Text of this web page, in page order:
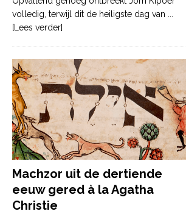
volledig, terwijl dit de heiligste dag van
[Lees verder]
Machzor uit de dertiende
eeuw gered à la Agatha
Christie